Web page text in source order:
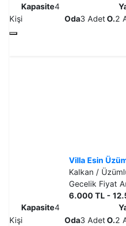
Kapasite4
Kişi
Oda3 Adet O.2
Villa Esin
Kalkan /
Gecelik Fiyat
6.000 TL -
Kapasite4
Kişi
Oda3 Adet O.2